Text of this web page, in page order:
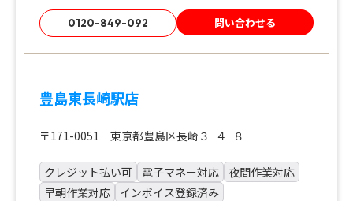
0120-849-092 問い合わせる
豊島東長崎駅店
〒171-0051 東京都豊島区長崎３−４−８
クレジット払い可 電子マネー対応
夜間作業対応
早朝作業対応
インボイス登録済み